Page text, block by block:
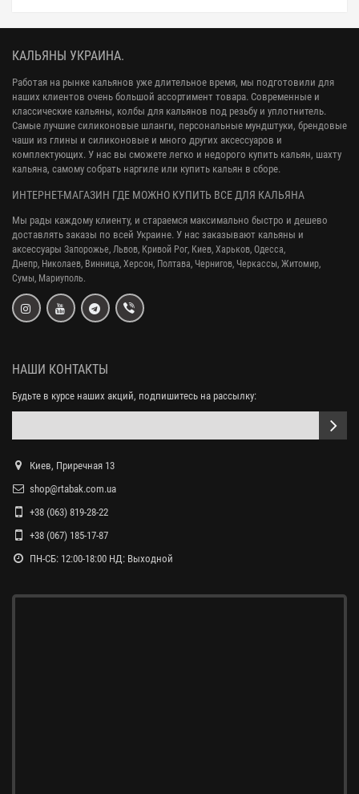
КАЛЬЯНЫ УКРАИНА.
Работая на рынке кальянов уже длительное время, мы подготовили для
наших клиентов очень большой ассортимент товара. Современные и
классические кальяны, колбы для кальянов под резьбу и уплотнитель.
Самые лучшие силиконовые шланги, персональные мундштуки, брендовые
чаши из глины и силиконовые и много других аксессуаров и
комплектующих. У нас вы сможете легко и недорого купить кальян, шахту
кальяна, самому собрать наргиле или купить кальян в сборе.
ИНТЕРНЕТ-МАГАЗИН ГДЕ МОЖНО КУПИТЬ ВСЕ ДЛЯ КАЛЬЯНА
Мы рады каждому клиенту, и стараемся максимально быстро и дешево
доставлять заказы по всей Украине. У нас заказывают кальяны и
аксессуары Запорожье, Львов, Кривой Рог, Киев, Харьков, Одесса,
Днепр, Николаев, Винница, Херсон, Полтава, Чернигов, Черкассы, Житомир,
Сумы, Мариуполь.
НАШИ КОНТАКТЫ
Будьте в курсе наших акций, подпишитесь на рассылку:
Киев, Приречная 13
shop@rtabak.com.ua
+38 (063) 819-28-22
+38 (067) 185-17-87
ПН-СБ: 12:00-18:00 НД: Выходной